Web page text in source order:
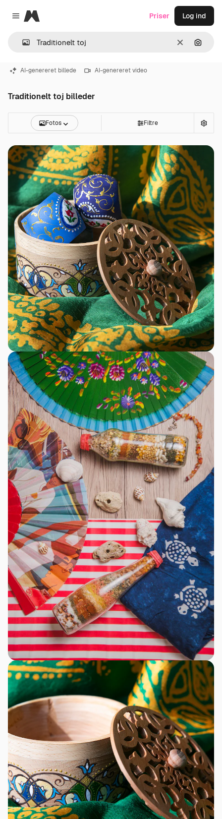
Close menu
Magnific
Klar Søg
Priser Log ind
AI-genereret billede AI-genereret video
Traditionelt toj billeder
Fotos Filtre